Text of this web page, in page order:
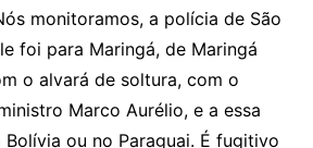
monitoramos, a polícia de São
foi para Maringá, de Maringá
o alvará de soltura, com o
Marco Aurélio, e a essa
ou no Paraguai. É fugitivo